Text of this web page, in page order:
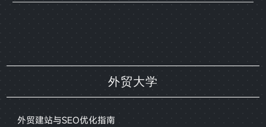
外贸大学
外贸建站与SEO优化指南